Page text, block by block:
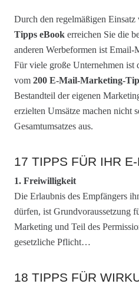
Durch den regelmäßigen Einsatz
Tipps eBook erreichen Sie die
anderen Werbeformen ist Email-
Für viele große Unternehmen ist
vom 200 E-Mail-Marketing-
Bestandteil der eigenen
erzielten Umsätze machen nicht
Gesamtumsatzes aus.
17 TIPPS FÜR IHR
1. Freiwilligkeit
Die Erlaubnis des Empfängers
dürfen, ist Grundvoraussetzung
Marketing und Teil des
gesetzliche Pflicht…
18 TIPPS FÜR